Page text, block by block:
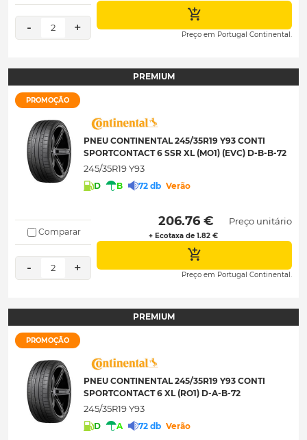
- 2 + Preço em Portugal Continental.
PREMIUM
PROMOÇÃO
PNEU CONTINENTAL 245/35R19 Y93 CONTI
SPORTCONTACT 6 SSR XL (MO1) (EVC) D-B-B-72
245/35R19 Y93
D B 72 db Verão
Comparar
- 2 +
206.76 €
+ Ecotaxa de 1.82 €
Preço unitário
Preço em Portugal Continental.
PREMIUM
PROMOÇÃO
PNEU CONTINENTAL 245/35R19 Y93 CONTI
SPORTCONTACT 6 XL (RO1) D-A-B-72
245/35R19 Y93
D A 72 db Verão